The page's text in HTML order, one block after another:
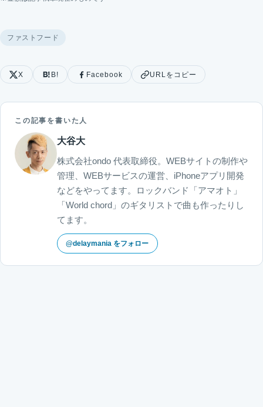
ファストフード
X B! Facebook URLをコピー
この記事を書いた人
大谷大
株式会社ondo 代表取締役。WEBサイトの制作や
管理、WEBサービスの運営、iPhoneアプリ開発
などをやってます。ロックバンド「アマオト」
「World chord」のギタリストで曲も作ったりし
てます。
@delaymania をフォロー